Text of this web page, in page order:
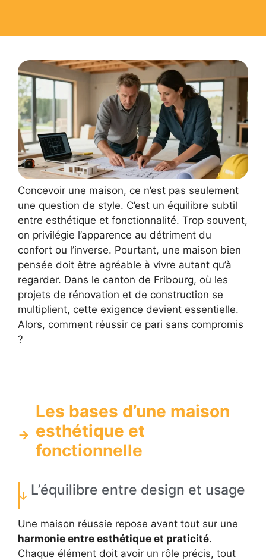
Concevoir une maison, ce n’est pas seulement
une question de style. C’est un équilibre subtil
entre esthétique et fonctionnalité. Trop souvent,
on privilégie l’apparence au détriment du
confort ou l’inverse. Pourtant, une maison bien
pensée doit être agréable à vivre autant qu’à
regarder. Dans le canton de Fribourg, où les
projets de rénovation et de construction se
multiplient, cette exigence devient essentielle.
Alors, comment réussir ce pari sans compromis
?
Les bases d’une maison
esthétique et
fonctionnelle
L’équilibre entre design et usage
Une maison réussie repose avant tout sur une
harmonie entre esthétique et praticité.
Chaque élément doit avoir un rôle précis, tout